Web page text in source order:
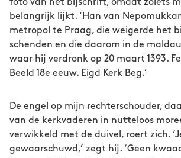
foto van het bijschrift, omdat zoiets
belangrijk lijkt. ‘Han van
metropol te Praag, die weigerde het
schenden en die daarom in de
waar hij verdronk op 20 maart 1393.
Beeld 18e eeuw. Eigd Kerk Beg.’
De engel op mijn rechterschouder,
van de kerkvaderen in nutteloos
verwikkeld met de duivel, roert zich.
gewaarschuwd,’ zegt hij. ‘Geen